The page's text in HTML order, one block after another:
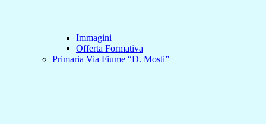
Immagini
Offerta Formativa
Primaria Via Fiume “D. Mosti”